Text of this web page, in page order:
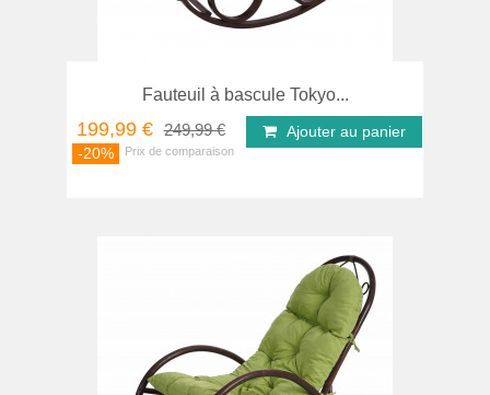
Fauteuil à bascule Tokyo...
199,99 € 249,99 €
-20%
Ajouter au panier